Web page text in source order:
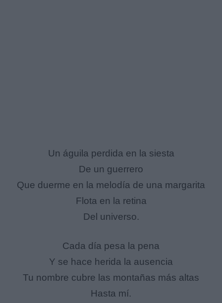
Un águila perdida en la siesta
De un guerrero
Que duerme en la melodía de una margarita
Flota en la retina
Del universo.
Cada día pesa la pena
Y se hace herida la ausencia
Tu nombre cubre las montañas más altas
Hasta mí.